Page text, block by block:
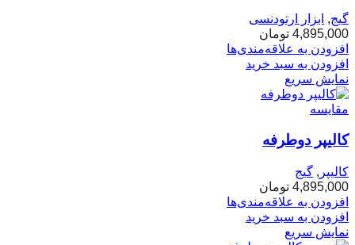
گیج, ابزار ارتودنسی
4,895,000 تومان
افزودن به علاقه‌مندی‌ها
افزودن به سبد خرید
نمایش سریع
مقایسه
کالیپر دوطرفه
کالیپر , گیج
4,895,000 تومان
افزودن به علاقه‌مندی‌ها
افزودن به سبد خرید
نمایش سریع